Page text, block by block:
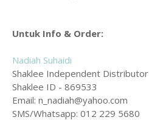
Untuk Info & Order:
Nadiah Suhaidi
Shaklee Independent Distributor
Shaklee ID - 869533
Email: n_nadiah@yahoo.com
SMS/Whatsapp: 012 229 5680